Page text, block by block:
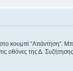
κουμπί “Απάντηση”.
οθόνες της Δ.